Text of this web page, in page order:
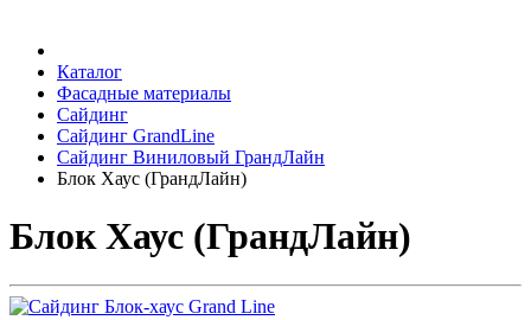
Каталог
Фасадные материалы
Сайдинг
Сайдинг GrandLine
Сайдинг Виниловый ГрандЛайн
Блок Хаус (ГрандЛайн)
Блок Хаус (ГрандЛайн)